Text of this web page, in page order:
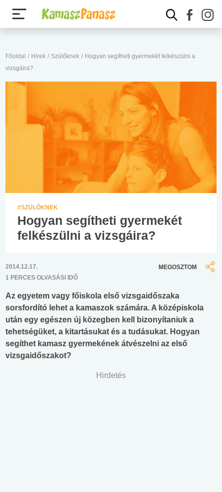
Főoldal / Hírek / Szülőknek / Hogyan segítheti gyermekét felkészülni a
vizsgáira?
#SZÜLŐKNEK
Hogyan segítheti gyermekét
felkészülni a vizsgáira?
2014.12.17.
1 PERCES OLVASÁSI IDŐ
MEGOSZTOM
Az egyetem vagy főiskola első vizsgaidőszaka
sorsfordító lehet a kamaszok számára. A középiskola
után egy egészen új közegben kell bizonyítaniuk a
tehetségüket, a kitartásukat és a tudásukat. Hogyan
segíthet kamasz gyermekének átvészelni az első
vizsgaidőszakot?
Hirdetés